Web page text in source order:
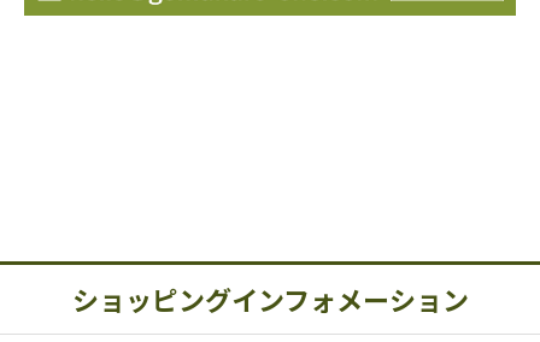
ショッピングインフォメーション